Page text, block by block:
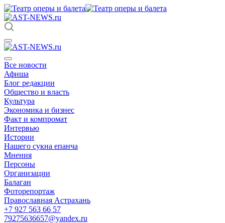
Все новости
Афиша
Блог редакции
Общество и власть
Культура
Экономика и бизнес
Факт и компромат
Интервью
Истории
Нашего сукна епанча
Мнения
Персоны
Организации
Балаган
Фоторепортаж
Православная Астрахань
+7 927 563 66 57
79275636657@yandex.ru